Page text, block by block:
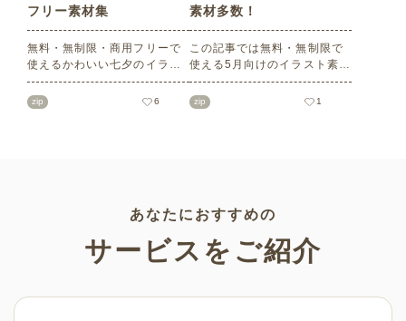
フリー素材集
無料・無制限・商用フリーで
使えるかわいい七夕のイラス
ト素材をご紹介します。短冊
の印刷用テンプレート、飾り
zip 6
素材多数！
この記事では無料・無制限で
使える5月向けのイラスト素材
を多数ご紹介します。商用フ
リーの可愛くておしゃれなイ
なシーンでご活用ください！
zip 1
あなたにおすすめの
サービスをご紹介